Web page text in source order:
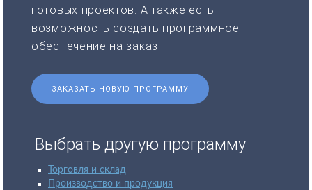
готовых проектов. А также есть
возможность создать программное
обеспечение на заказ.
ЗАКАЗАТЬ НОВУЮ ПРОГРАММУ
Выбрать другую программу
Торговля и склад
Производство и продукция